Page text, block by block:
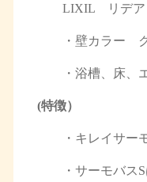
LIXIL リデア
・壁カラー ク
・浴槽、床、エ
(特徴）
・キレイサーモ
・サーモバスS